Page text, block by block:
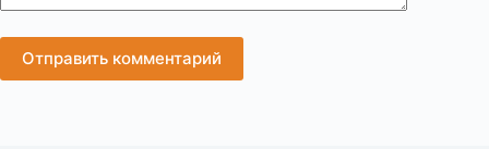
Отправить комментарий